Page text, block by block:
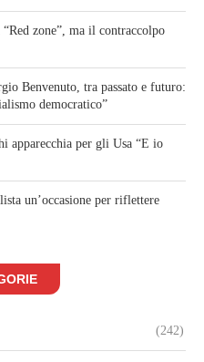
zone”, ma il contraccolpo
Benvenuto, tra passato e futuro:
democratico”
apparecchia per gli Usa “E io
un’occasione per riflettere
(242)